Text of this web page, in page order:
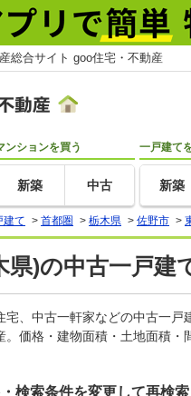
総合サイト goo住宅・不動産
ンションを買う
新築 中古
一戸建て
新築
建て > 首都圏 > 栃木県 > 佐野市 >
県)の中古一戸建
宅、中古一軒家などの中古一
。価格・建物面積・土地面積
検索条件を変更して再検索